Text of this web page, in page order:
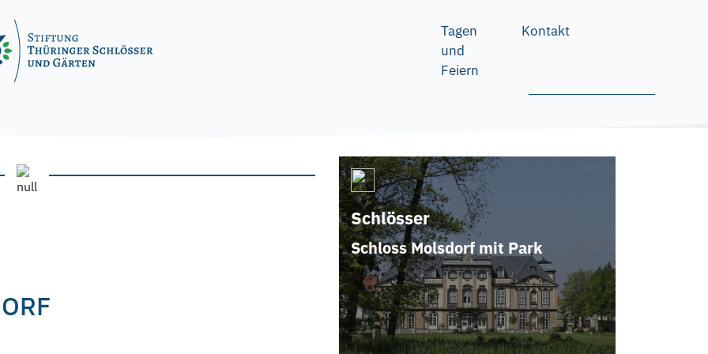
Tagen
und
Feiern
Kontakt
Schlösser
Schloss Molsdorf mit Park